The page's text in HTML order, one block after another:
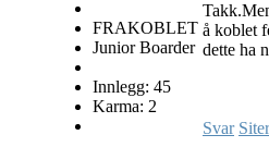
FRAKOBLET
Junior Boarder
Innlegg: 45
Karma: 2
å koblet
dette ha
Svar Siter